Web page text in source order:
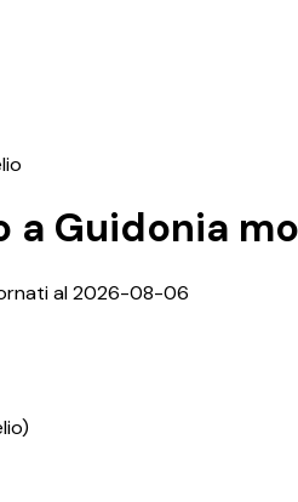
a Guidonia
al2026-08-06